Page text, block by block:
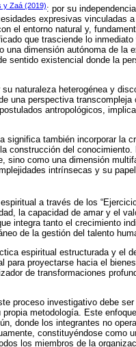
y Zaá (2019): por su
expresivas vinculadas
el entorno natural y,
que trasciende lo
dimensión autónoma de la
sentido existencial donde la
naturaleza heterogénea y
una perspectiva transcompleja
antropológicos,
significa también incorporar la
construcción del
sino como una dimensión
intrínsecas y su
a través de los
la capacidad de amar y el
integra tanto el crecimiento
de la gestión del talento
espiritual estructurada y el
para proyectarse hacia el
de transformaciones
proceso investigativo debe
metodología. Este
donde los integrantes no
constituyéndose como
los miembros de la